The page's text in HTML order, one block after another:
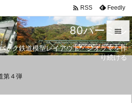
80パーミル
ック鉄道模型レイアウト・ジオラマを作
り続ける


メニュ
 RSS Feedly
第４弾